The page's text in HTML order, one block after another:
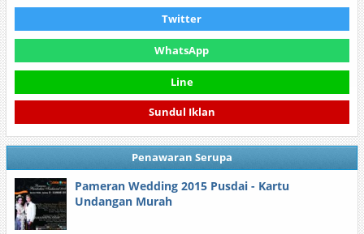
Twitter
WhatsApp
Line
Sundul Iklan
Penawaran Serupa
Pameran Wedding 2015 Pusdai - Kartu
Undangan Murah